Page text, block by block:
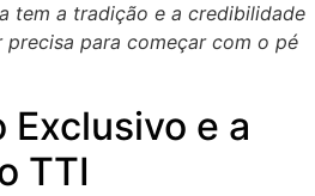
tem a tradição e a credibilidade
para começar com o pé
e a
TTI